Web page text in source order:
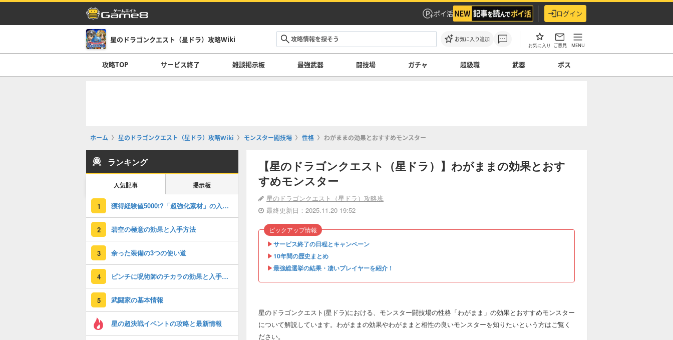
ポイ活 ログイン
星のドラゴンクエスト（星ドラ）攻略Wiki お気に入り追加
お気に入り ご意見 MENU
攻略TOP サービス終了 雑談掲示板 最強武器 闘技場 ガチャ 超級職 武器 ボス
ホーム 星のドラゴンクエスト（星ドラ）攻略Wiki モンスター闘技場 性格 わがままの効果とおすすめモンスター
【星のドラゴンクエスト（星ドラ）】わがままの効果とおす
すめモンスター
星のドラゴンクエスト（星ドラ）攻略班
最終更新日：2025.11.20 19:52
▶︎サービス終了の日程とキャンペーン
▶︎10年間の歴史まとめ
▶︎最強総選挙の結果・凄いプレイヤーを紹介！
ピックアップ情報
星のドラゴンクエスト(星ドラ)における、モンスター闘技場の性格「わがまま」の効果とおすすめモンスター
について解説しています。わがままの効果やわがままと相性の良いモンスターを知りたいという方はご覧く
ださい。
ランキング
人気記事 掲示板
1 獲得経験値5000!?「超強化素材」の入手方法！
2 碧空の極意の効果と入手方法
3 余った装備の3つの使い道
4 ピンチに呪術師のチカラの効果と入手方法
5 武闘家の基本情報
星の超決戦イベントの攻略と最新情報